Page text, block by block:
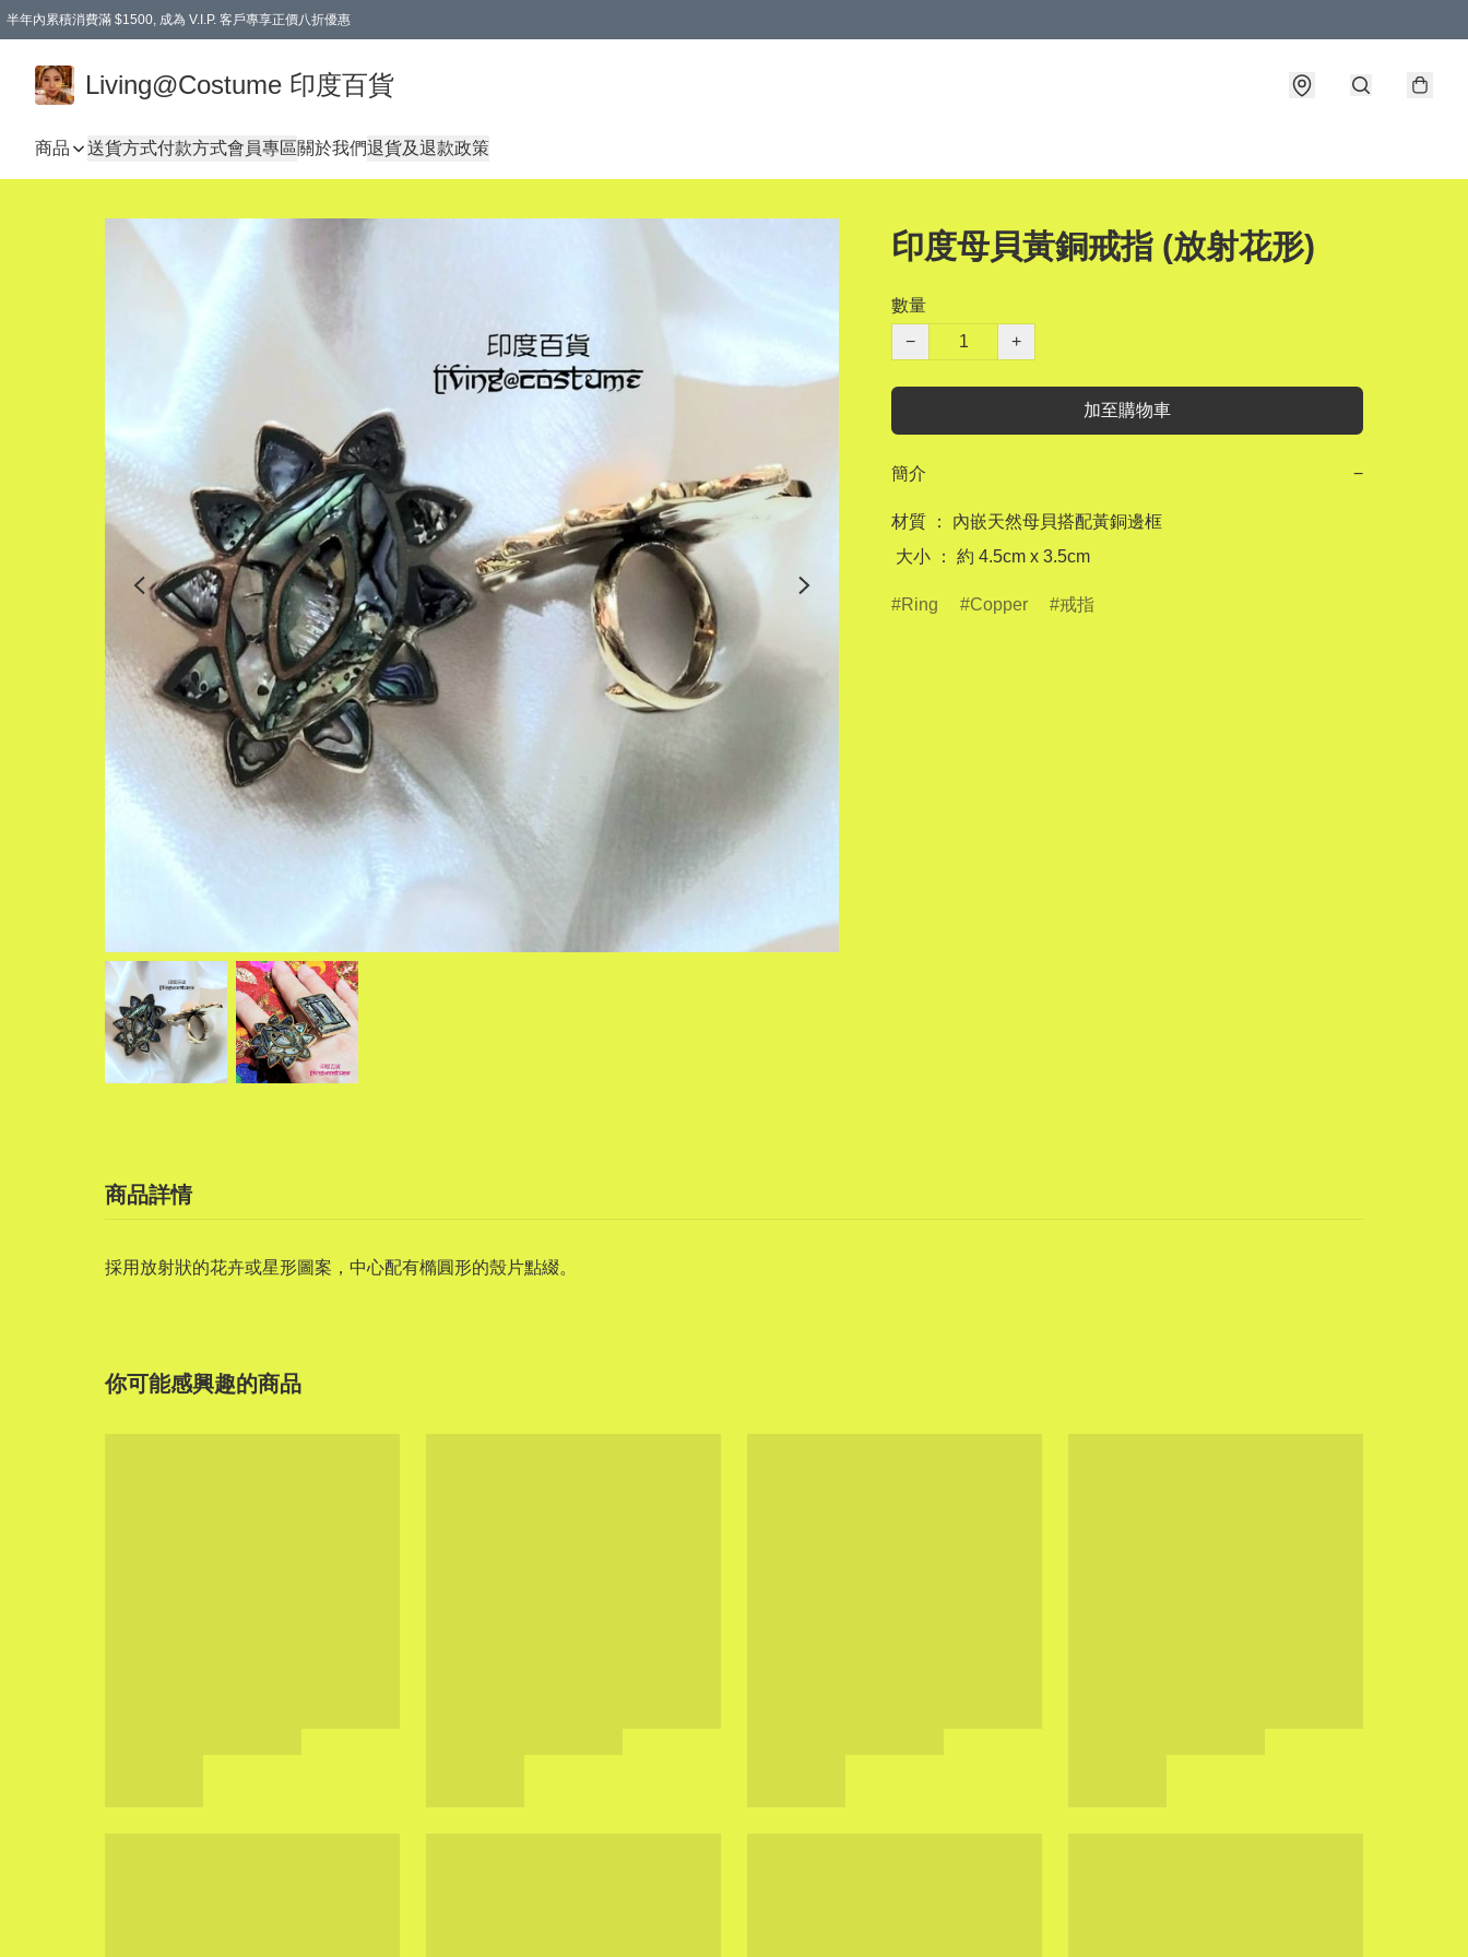
半年內累積消費滿 $1500, 成為 V.I.P. 客戶專享正價八折優惠
Living@Costume 印度百貨
商品 送貨方式付款方式會員專區關於我們退貨及退款政策
印度母貝黃銅戒指 (放射花形)
數量
−
+
加至購物車
簡介 −
材質 ： 內嵌天然母貝搭配黃銅邊框
大小 ： 約 4.5cm x 3.5cm
Ring Copper 戒指
商品詳情
採用放射狀的花卉或星形圖案，中心配有橢圓形的殼片點綴。
你可能感興趣的商品